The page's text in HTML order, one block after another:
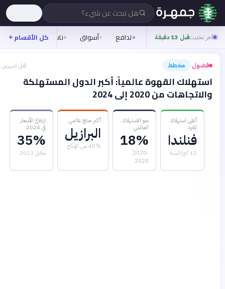
هل تبحث عن شيء؟
آخر تحديثقبل 13 دقيقة تدافع أسواق ناس روح
كل الأقسام
فضول› مخطط قبل شهرين
استهلاك القهوة عالمياً: أكبر الدول المستهلكة
والاتجاهات من 2020 إلى 2024
أعلى استهلاك
للفرد
فنلندا
12 كغ/السنة
نمو الاستهلاك
العالمي
18%
2020-
2024
أكبر منتج عالمي
البرازيل
40% من الإنتاج
ارتفاع الأسعار
35%
مقابل 2023